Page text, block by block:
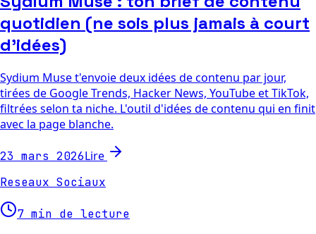
quotidien (ne sois plus jamais à court
d'idées)
Sydium Muse t'envoie deux idées de contenu par jour,
tirées de Google Trends, Hacker News, YouTube et TikTok,
filtrées selon ta niche. L'outil d'idées de contenu qui en finit
avec la page blanche.
23 mars 2026Lire
Reseaux Sociaux
7 min de lecture